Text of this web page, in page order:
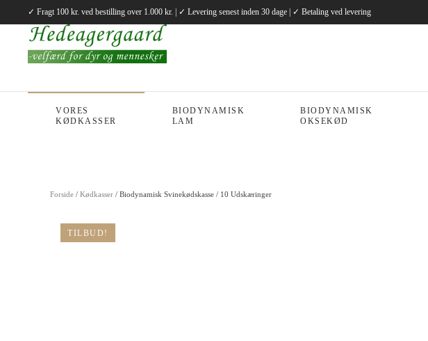
Gå til hovedindhold
✓ Fragt 100 kr. ved bestilling over 1.000 kr. | ✓ Levering senest inden 30 dage | ✓ Betaling ved levering
VORES
KØDKASSER
BIODYNAMISK
LAM
BIODYNAMISK
OKSEKØD
Forside / Kødkasser / Biodynamisk Svinekødskasse / 10 Udskæringer
TILBUD!